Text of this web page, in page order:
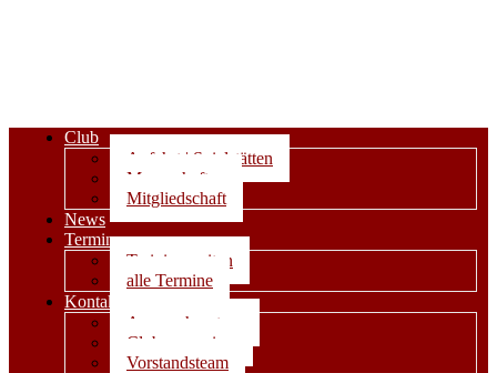
Club
Anfahrt | Spielstätten
Mannschaften
Mitgliedschaft
News
Termine
Trainingszeiten
alle Termine
Kontakt
Ansprechpartner
Clubwegweiser
Vorstandsteam